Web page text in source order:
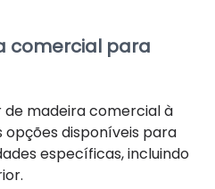
comercial para
madeira comercial à
disponíveis para
específicas, incluindo